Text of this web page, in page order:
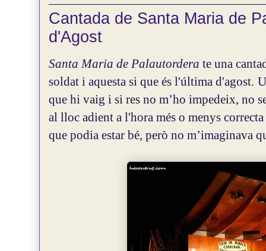
Cantada de Santa Maria de
d'Agost
Santa Maria de Palautordera te una
soldat i aquesta si que és l'última d'agost.
que hi vaig i si res no m’ho impedeix, no
al lloc adient a l'hora més o menys
que podia estar bé, però no m’imaginava